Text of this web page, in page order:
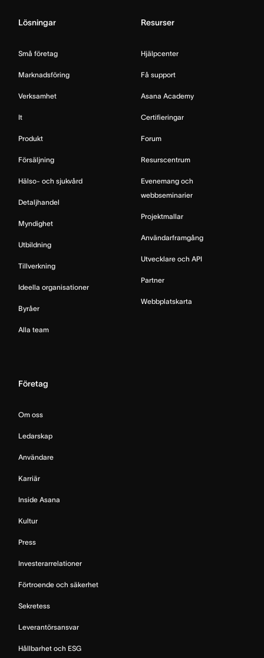
Lösningar
Små företag
Marknadsföring
Verksamhet
It
Produkt
Försäljning
Hälso- och sjukvård
Detaljhandel
Myndighet
Utbildning
Tillverkning
Ideella organisationer
Byråer
Alla team
Resurser
Hjälpcenter
Få support
Asana Academy
Certifieringar
Forum
Resurscentrum
Evenemang och
webbseminarier
Projektmallar
Användarframgång
Utvecklare och API
Partner
Webbplatskarta
Företag
Om oss
Ledarskap
Användare
Karriär
Inside Asana
Kultur
Press
Investerarrelationer
Förtroende och säkerhet
Sekretess
Leverantörsansvar
Hållbarhet och ESG